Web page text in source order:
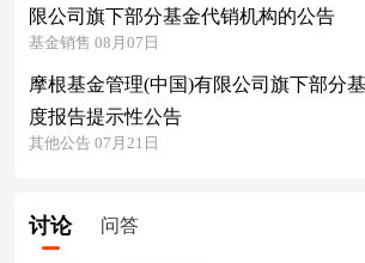
限公司旗下部分基金代销机构的公告
基金销售 08月07日
摩根基金管理(中国)有限公司旗下部分
度报告提示性公告
其他公告 07月21日
讨论 问答